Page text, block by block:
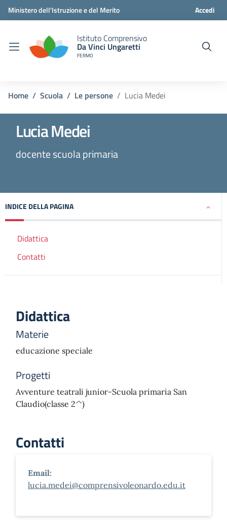
Ministero dell'Istruzione e del Merito Accedi
Istituto Comprensivo
Da Vinci Ungaretti
FERMO
Home Scuola Le persone Lucia Medei
Lucia Medei
docente scuola primaria
INDICE DELLA PAGINA
Didattica
Contatti
Didattica
Materie
educazione speciale
Progetti
Avventure teatrali junior-Scuola primaria San
Claudio(classe 2^)
Contatti
Email:
lucia.medei@comprensivoleonardo.edu.it